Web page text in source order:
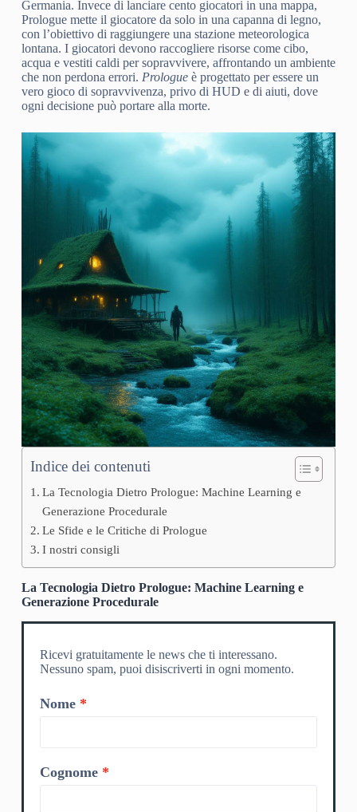
Germania. Invece di lanciare cento giocatori in una mappa,
Prologue mette il giocatore da solo in una capanna di legno,
con l’obiettivo di raggiungere una stazione meteorologica
lontana. I giocatori devono raccogliere risorse come cibo,
acqua e vestiti caldi per sopravvivere, affrontando un ambiente
che non perdona errori. Prologueè progettato per essere un
vero gioco di sopravvivenza, privo di HUD e di aiuti, dove
ogni decisione può portare alla morte.
Indice dei contenuti
La Tecnologia Dietro Prologue: Machine Learning e
Generazione Procedurale
Le Sfide e le Critiche di Prologue
I nostri consigli
La Tecnologia Dietro Prologue: Machine Learning e
Generazione Procedurale
Ricevi gratuitamente le news che ti interessano.
Nessuno spam, puoi disiscriverti in ogni momento.
Nome
Cognome